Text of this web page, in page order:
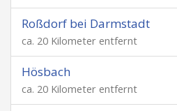
Roßdorf bei Darmstadt
ca. 20 Kilometer entfernt
Hösbach
ca. 20 Kilometer entfernt